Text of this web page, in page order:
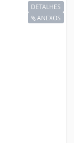
DETALHES
ANEXOS